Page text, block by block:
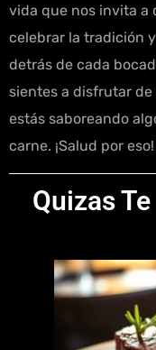
vida que nos invita a
celebrar la tradición
detrás de cada
sientes a disfrutar
estás saboreando
carne. ¡Salud por eso!
Quizas